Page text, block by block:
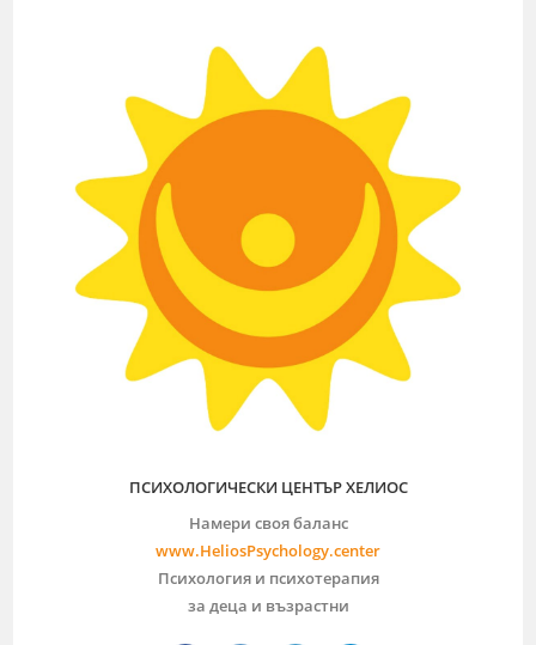
ПСИХОЛОГИЧЕСКИ ЦЕНТЪР ХЕЛИОС
Намери своя баланс
www.HeliosPsychology.center
Психология и психотерапия
за деца и възрастни